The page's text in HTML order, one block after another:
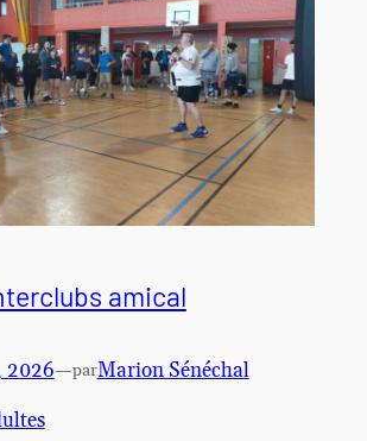
amical
2026—parMarion Sénéchal